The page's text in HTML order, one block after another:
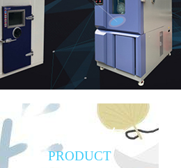
产品直通车
PRODUCT